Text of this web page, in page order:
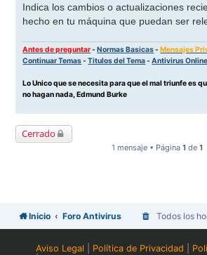
Indica los cambios o actualizaciones
hecho en tu máquina que puedan ser
Antes de preguntar-Normas Basicas-Mensajes
Continuar Temas-Titulos del Tema-Antivirus Online
Lo Unico que se necesita para que el mal triunfe es
no hagan nada, Edmund Burke
Cerrado
1 mensaje • Página 1 de 1
Inicio Foro Antivirus Todos los
Aviso Legal Política de Privacidad